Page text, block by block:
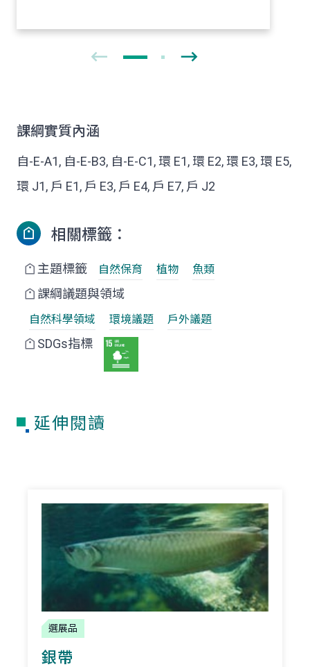
課綱實質內涵
自-E-A1, 自-E-B3, 自-E-C1, 環 E1, 環 E2, 環 E3, 環 E5,
環 J1, 戶 E1, 戶 E3, 戶 E4, 戶 E7, 戶 J2
相關標籤：
主題標籤 自然保育 植物 魚類
課綱議題與領域
自然科學領域 環境議題 戶外議題
SDGs指標
延伸閱讀
選展品
銀帶